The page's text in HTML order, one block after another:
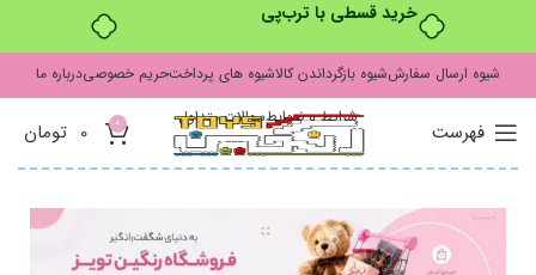
خرید قسطی با ترب‌پی
شیوه ارسال سفارششیوه بازگرداندن کالاشیوه های پرداختحریم خصوصیدرباره ما
شرایط و ضوابطسوالات متداول
فهرست 0
0 تومان